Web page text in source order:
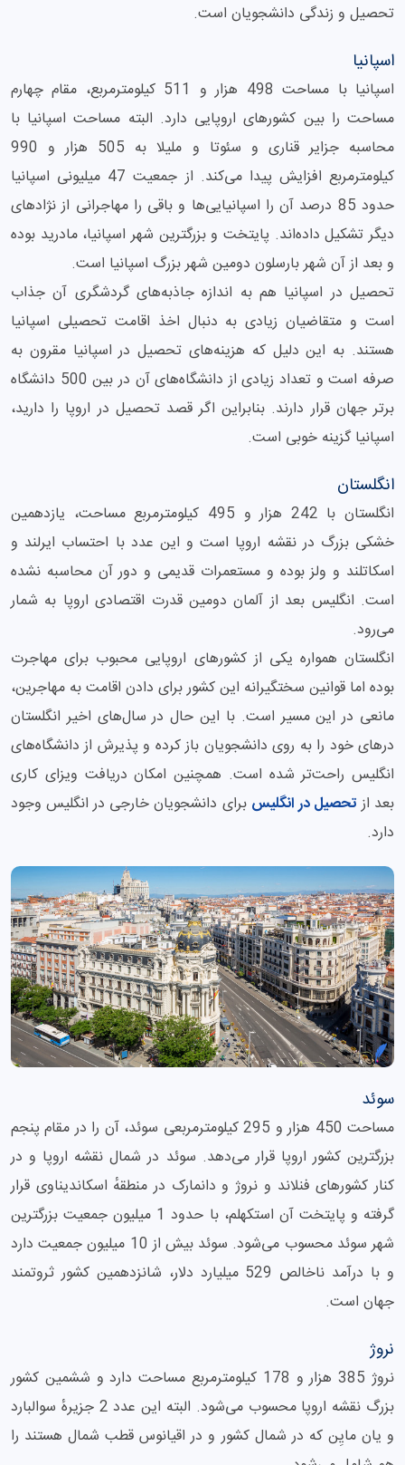
تحصیل و زندگی دانشجویان است.
اسپانیا
اسپانیا با مساحت 498 هزار و 511 کیلومترمربع، مقام چهارم
مساحت را بین کشورهای اروپایی دارد. البته مساحت اسپانیا با
محاسبه جزایر قناری و سئوتا و ملیلا به 505 هزار و 990
کیلومترمربع افزایش پیدا می‌کند. از جمعیت 47 میلیونی اسپانیا
حدود 85 درصد آن را اسپانیایی‌ها و باقی را مهاجرانی از نژادهای
دیگر تشکیل داده‌اند. پایتخت و بزرگترین شهر اسپانیا، مادرید بوده
و بعد از آن شهر بارسلون دومین شهر بزرگ اسپانیا است.
تحصیل در اسپانیا هم به اندازه جاذبه‌های گردشگری آن جذاب
است و متقاضیان زیادی به دنبال اخذ اقامت تحصیلی اسپانیا
هستند. به این دلیل که هزینه‌های تحصیل در اسپانیا مقرون به
صرفه است و تعداد زیادی از دانشگاه‌های آن در بین 500 دانشگاه
برتر جهان قرار دارند. بنابراین اگر قصد تحصیل در اروپا را دارید،
اسپانیا گزینه خوبی است.
انگلستان
انگلستان با 242 هزار و 495 کیلومترمربع مساحت، یازدهمین
خشکی بزرگ در نقشه اروپا است و این عدد با احتساب ایرلند و
اسکاتلند و ولز بوده و مستعمرات قدیمی‌ و دور آن محاسبه نشده
است. انگلیس بعد از آلمان دومین قدرت اقتصادی اروپا به شمار
می‌رود.
انگلستان همواره یکی از کشورهای اروپایی محبوب برای مهاجرت
بوده اما قوانین سختگیرانه این کشور برای دادن اقامت به مهاجرین،
مانعی در این مسیر است. با این حال در سال‌های اخیر انگلستان
درهای خود را به روی دانشجویان باز کرده و پذیرش از دانشگاه‌های
انگلیس راحت‌تر شده است. همچنین امکان دریافت ویزای کاری
بعد ازتحصیل در انگلیس برای دانشجویان خارجی در انگلیس وجود
دارد.
سوئد
مساحت 450 هزار و 295 کیلومترمربعی سوئد، آن را در مقام پنجم
بزرگترین کشور اروپا قرار می‌دهد. سوئد در شمال نقشه اروپا و در
کنار کشورهای فنلاند و نروژ و دانمارک در منطقهٔ اسکاندیناوی قرار
گرفته و پایتخت آن استکهلم، با حدود 1 میلیون جمعیت بزرگترین
شهر سوئد محسوب می‌شود. سوئد بیش از 10 میلیون جمعیت دارد
و با درآمد ناخالص 529 میلیارد دلار، شانزدهمین کشور ثروتمند
جهان است.
نروژ
نروژ 385 هزار و 178 کیلومترمربع مساحت دارد و ششمین کشور
بزرگ نقشه اروپا محسوب می‌شود. البته این عدد 2 جزیرهٔ سوالبارد
و یان مایِن که در شمال کشور و در اقیانوس قطب شمال هستند را